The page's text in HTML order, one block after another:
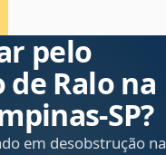
pelo
Ralo na
em desobstrução na